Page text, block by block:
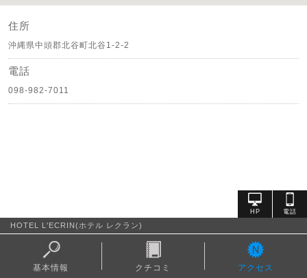
住所
沖縄県中頭郡北谷町北谷1-2-2
電話
098-982-7011
HOTEL L'ECRIN(ホテル レクラン)